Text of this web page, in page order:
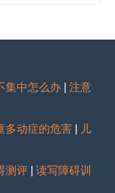
集中怎么办 |注意
多动症的危害
儿
测评 |读写障碍训